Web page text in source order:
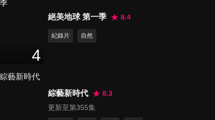
鴨肉羹vs.麵線糊 最強地方小吃
生百味
50
4
絕美地球 第一季 8.4
紀錄片 自然
綜藝新時代
8.3
更新至第355集